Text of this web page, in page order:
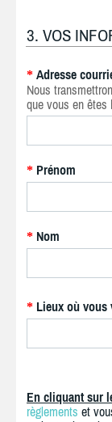
3. VOS
* Adresse
Nous
que vous en êtes
* Prénom
* Nom
* Lieux où vous
En cliquant sur
règlements et